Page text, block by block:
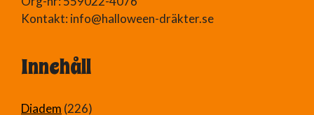
Kontakt: info@halloween-dräkter.se
Innehåll
Diadem (226)